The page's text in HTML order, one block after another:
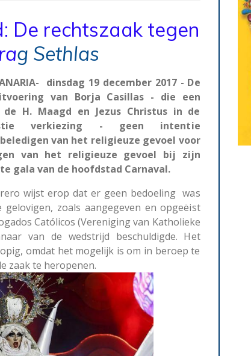
De rechtszaak tegen
g Sethlas
dinsdag 19 december 2017 - De
van Borja Casillas - die een
H. Maagd en Jezus Christus in de
verkiezing - geen intentie
van het religieuze gevoel voor
van het religieuze gevoel bij zijn
gala van de hoofdstad Carnaval.
wijst erop dat er geen bedoeling was
zoals aangegeven en opgeëist
Católicos (Vereniging van Katholieke
van de wedstrijd beschuldigde. Het
omdat het mogelijk is om in beroep te
zaak te heropenen.